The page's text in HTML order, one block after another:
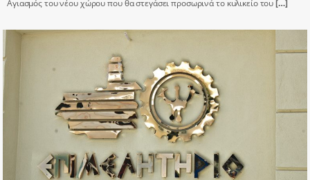
Αγιασμός του νέου χώρου που θα στεγάσει προσωρινά το κυλικείο του[…]